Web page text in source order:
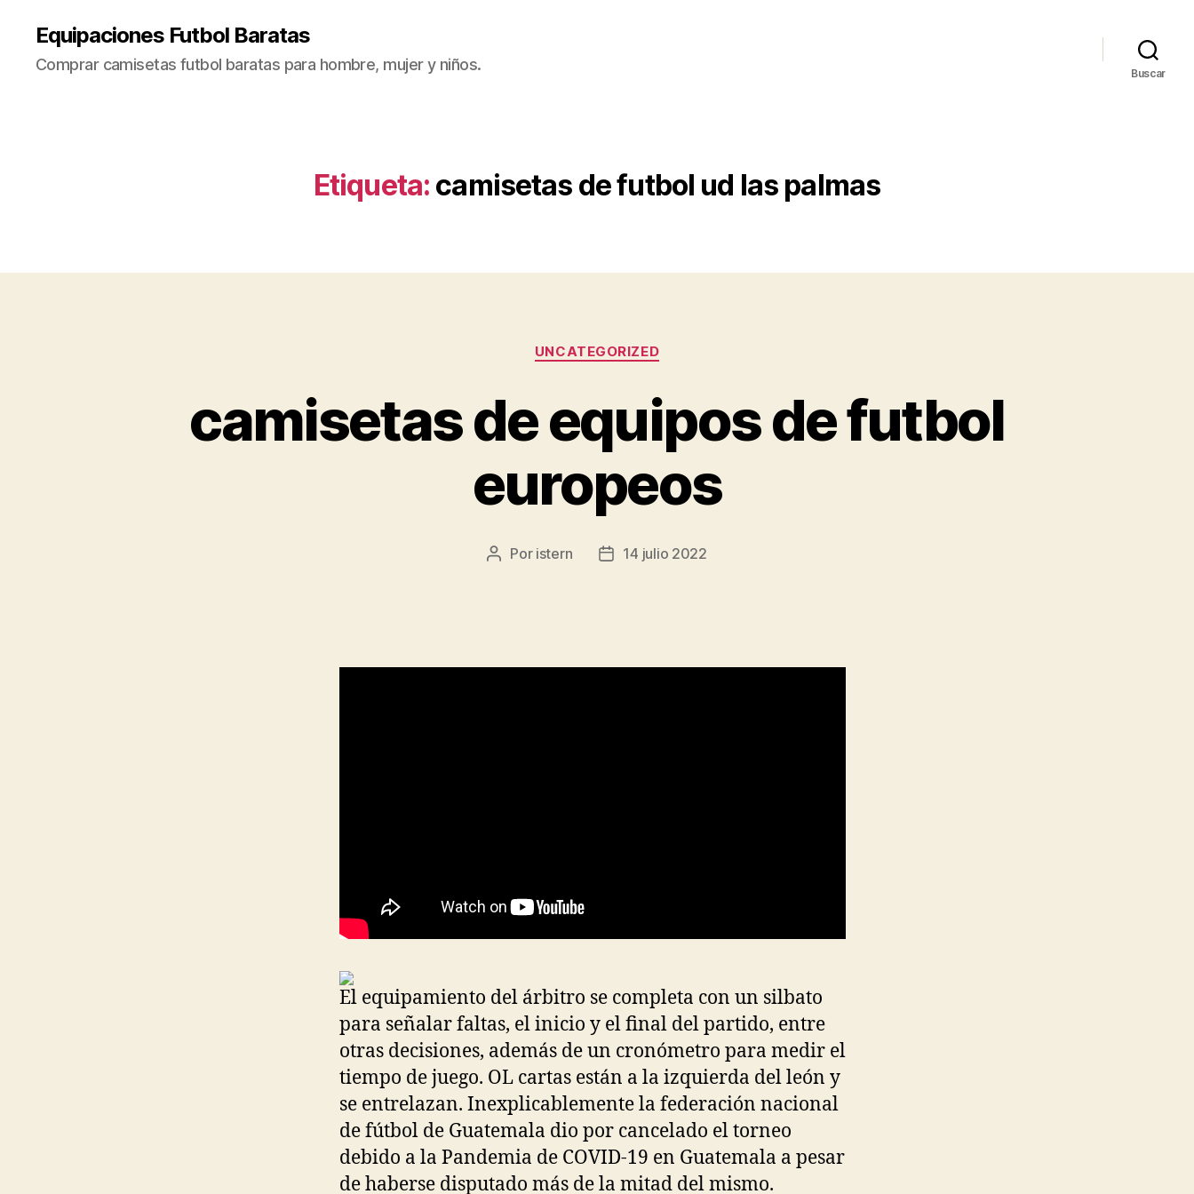
Equipaciones Futbol Baratas
Comprar camisetas futbol baratas para hombre, mujer y niños. Buscar
Etiqueta: camisetas de futbol ud las palmas
Categorías
UNCATEGORIZED
camisetas de equipos de futbol
europeos
Autor
Por istern
Fecha14 julio 2022
El equipamiento del árbitro se completa con un silbato
para señalar faltas, el inicio y el final del partido, entre
otras decisiones, además de un cronómetro para medir el
tiempo de juego. OL cartas están a la izquierda del león y
se entrelazan. Inexplicablemente la federación nacional
de fútbol de Guatemala dio por cancelado el torneo
debido a la Pandemia de COVID-19 en Guatemala a pesar
de haberse disputado más de la mitad del mismo.